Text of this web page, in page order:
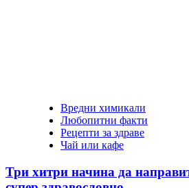
Вредни химикали
Любопитни факти
Рецепти за здраве
Чай или кафе
Три хитри начина да